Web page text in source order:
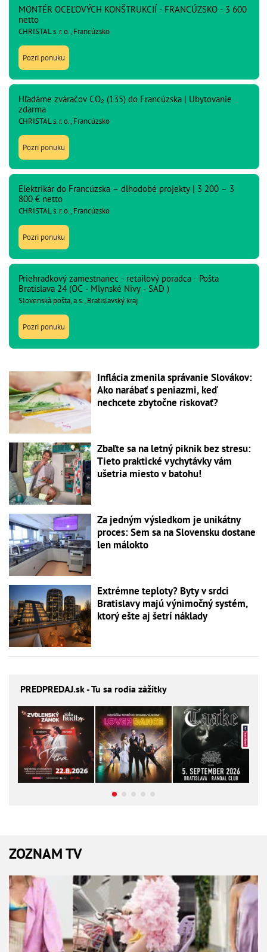
MONTÉR OCEĽOVÝCH KONŠTRUKCIÍ - FRANCÚZSKO - 3 600
netto
CHRISTAL s. r. o., Francúzsko
Pozri ponuku
Hľadáme zváračov CO₂ (135) do Francúzska | Ubytovanie
zdarma
CHRISTAL s. r. o., Francúzsko
Pozri ponuku
Elektrikár do Francúzska – dlhodobé projekty | 3 200 – 3
800 € netto
CHRISTAL s. r. o., Francúzsko
Pozri ponuku
Priehradkový zamestnanec - retailový poradca - Pošta
Bratislava 24 (OC - Mlynské Nivy - SAD )
Slovenská pošta, a.s., Bratislavský kraj
Pozri ponuku
Inflácia zmenila správanie Slovákov:
Ako narábať s peniazmi, keď
nechcete zbytočne riskovať?
Zbaľte sa na letný piknik bez stresu:
Tieto praktické vychytávky vám
ušetria miesto v batohu!
Za jedným výsledkom je unikátny
proces: Sem sa na Slovensku dostane
len málokto
Extrémne teploty? Byty v srdci
Bratislavy majú výnimočný systém,
ktorý ešte aj šetrí náklady
PREDPREDAJ.sk - Tu sa rodia zážitky
ZOZNAM TV